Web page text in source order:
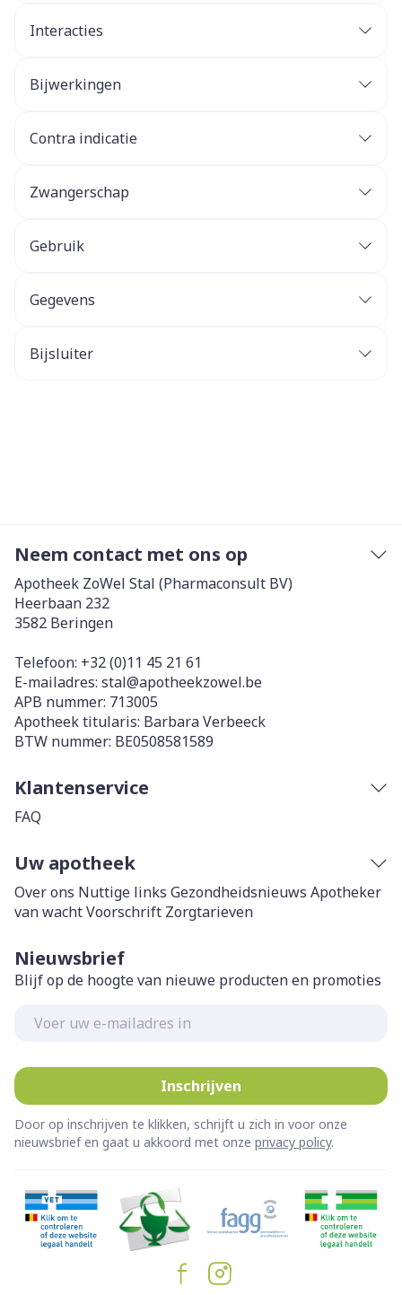
Interacties
Bijwerkingen
Contra indicatie
Zwangerschap
Gebruik
Gegevens
Bijsluiter
Neem contact met ons op
Apotheek ZoWel Stal (Pharmaconsult BV)
Heerbaan 232
3582 Beringen
Telefoon: +32 (0)11 45 21 61
E-mailadres: stal@apotheekzowel.be
APB nummer: 713005
Apotheek titularis: Barbara Verbeeck
BTW nummer: BE0508581589
Klantenservice
FAQ
Uw apotheek
Over ons Nuttige links Gezondheidsnieuws Apotheker
van wachtVoorschrift Zorgtarieven
Nieuwsbrief
Blijf op de hoogte van nieuwe producten en promoties
Inschrijven
Door op inschrijven te klikken, schrijft u zich in voor onze
nieuwsbrief en gaat u akkoord met onze privacy policy.